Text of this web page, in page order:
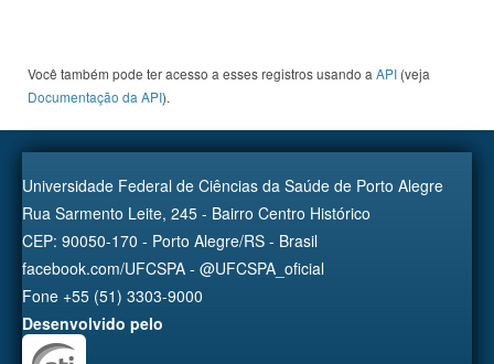
Você também pode ter acesso a esses registros usando a API (veja
Documentação da API).
Universidade Federal de Ciências da Saúde de Porto Alegre
Rua Sarmento Leite, 245 - Bairro Centro Histórico
CEP: 90050-170 - Porto Alegre/RS - Brasil
facebook.com/UFCSPA - @UFCSPA_oficial
Fone +55 (51) 3303-9000
Desenvolvido pelo